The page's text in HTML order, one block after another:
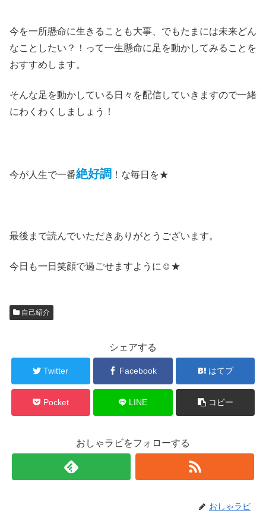
今を一所懸命に生きることも大事、でもたまには未来どん
なことしたい？！って一生懸命に足を動かしてみることを
おすすめします。
そんな足を動かしている日々を配信していきますので一緒
にわくわくしましょう！
今が人生で一番絶好調 ！な毎日を★
最後まで読んでいただきありがとうございます。
今日も一日笑顔で過ごせますように☺★
自己紹介
シェアする
Twitter Facebook はてブ
Pocket LINE コピー
おしゃラビをフォローする
おしゃラビ